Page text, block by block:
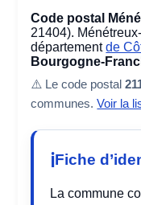
Code postal
21404).
départementde
Bourgogne-
⚠️ Le code postal
communes.Voir la
Fiche
La commune